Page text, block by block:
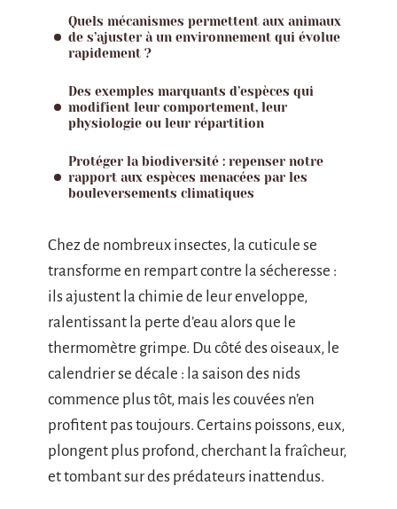
Quels mécanismes permettent aux animaux
de s’ajuster à un environnement qui évolue
rapidement ?
Des exemples marquants d’espèces qui
modifient leur comportement, leur
physiologie ou leur répartition
Protéger la biodiversité : repenser notre
rapport aux espèces menacées par les
bouleversements climatiques
Chez de nombreux insectes, la cuticule se
transforme en rempart contre la sécheresse :
ils ajustent la chimie de leur enveloppe,
ralentissant la perte d’eau alors que le
thermomètre grimpe. Du côté des oiseaux, le
calendrier se décale : la saison des nids
commence plus tôt, mais les couvées n’en
profitent pas toujours. Certains poissons, eux,
plongent plus profond, cherchant la fraîcheur,
et tombant sur des prédateurs inattendus.